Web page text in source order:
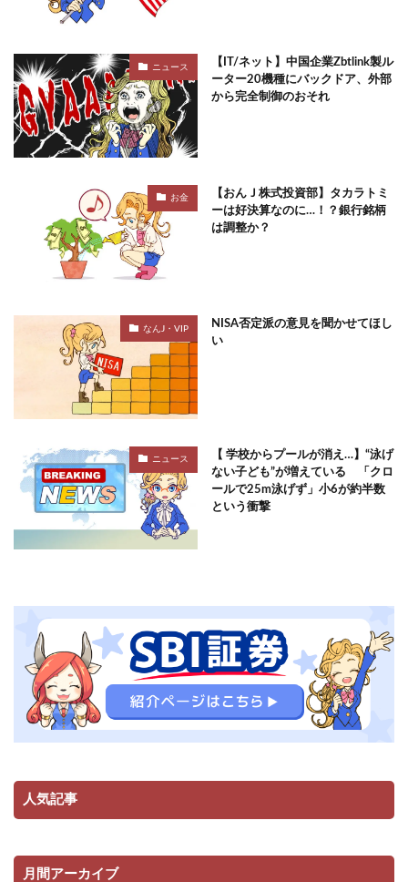
ニュース
【IT/ネット】中国企業Zbtlink製ル
ーター20機種にバックドア、外部
から完全制御のおそれ
お金
【おんＪ株式投資部】タカラトミ
ーは好決算なのに…！？銀行銘柄
は調整か？
なんJ・VIP
NISA否定派の意見を聞かせてほし
い
ニュース
【 学校からプールが消え…】“泳げ
ない子ども”が増えている 「クロ
ールで25m泳げず」小6が約半数
という衝撃
人気記事
月間アーカイブ